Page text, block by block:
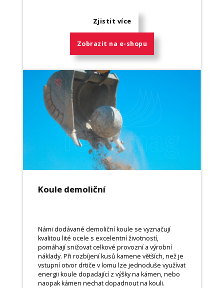
Zjistit více
Zobrazit na e-shopu
Koule demoliční
Námi dodávané demoliční koule se vyznačují
kvalitou lité ocele s excelentní životností,
pomáhají snižovat celkové provozní a výrobní
náklady. Při rozbíjení kusů kamene větších, než je
vstupní otvor drtiče v lomu lze jednoduše využívat
energii koule dopadající z výšky na kámen, nebo
naopak kámen nechat dopadnout na kouli.